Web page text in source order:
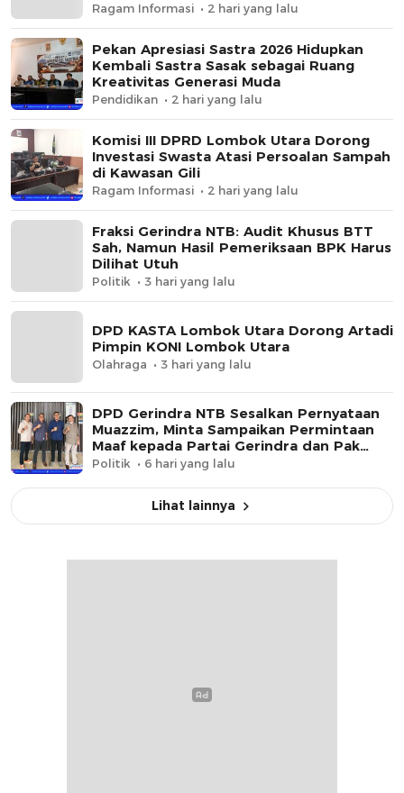
Ragam Informasi 2 hari yang lalu
Pekan Apresiasi Sastra 2026 Hidupkan
Kembali Sastra Sasak sebagai Ruang
Kreativitas Generasi Muda
Pendidikan 2 hari yang lalu
Komisi III DPRD Lombok Utara Dorong
Investasi Swasta Atasi Persoalan Sampah
di Kawasan Gili
Ragam Informasi 2 hari yang lalu
Fraksi Gerindra NTB: Audit Khusus BTT
Sah, Namun Hasil Pemeriksaan BPK Harus
Dilihat Utuh
Politik 3 hari yang lalu
DPD KASTA Lombok Utara Dorong Artadi
Pimpin KONI Lombok Utara
Olahraga 3 hari yang lalu
DPD Gerindra NTB Sesalkan Pernyataan
Muazzim, Minta Sampaikan Permintaan
Maaf kepada Partai Gerindra dan Pak
Dasco
Politik 6 hari yang lalu
Lihat lainnya